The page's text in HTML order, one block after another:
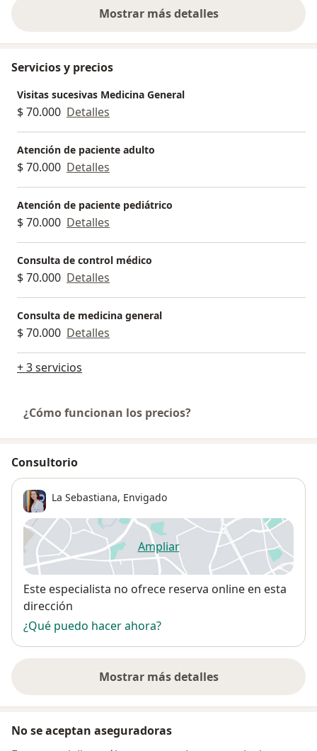
Mostrar más detalles
sobre la experiencia
Servicios y precios
Visitas sucesivas Medicina General
$ 70.000 Detalles
Atención de paciente adulto
$ 70.000 Detalles
Atención de paciente pediátrico
$ 70.000 Detalles
Consulta de control médico
$ 70.000 Detalles
Consulta de medicina general
$ 70.000 Detalles
+ 3 servicios
¿Cómo funcionan los precios?
Consultorio
La Sebastiana, Envigado
Ampliarse abre en una nueva
Disponibilidad
Este especialista no ofrece reserva online en esta
dirección
¿Qué puedo hacer ahora?
Mostrar más detalles
sobre la dirección
No se aceptan aseguradoras